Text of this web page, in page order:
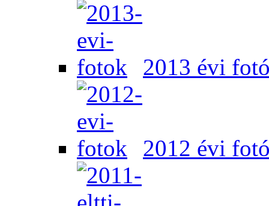
2013 évi
2012 évi